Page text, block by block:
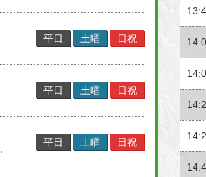
平日 土曜 日祝
平日 土曜 日祝
平日 土曜 日祝